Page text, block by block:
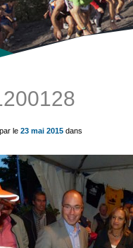
?>
le 23 mai 2015 dans